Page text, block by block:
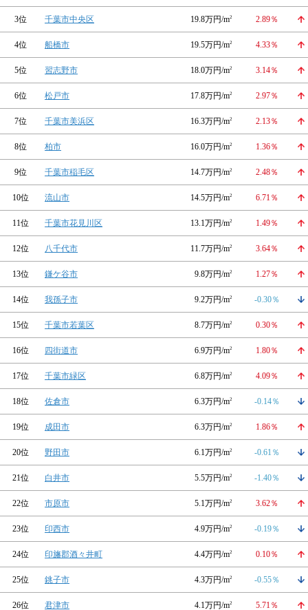
3位 千葉市中央区 19.8万円/m2 2.89％
4位 船橋市 19.5万円/m2 4.33％
5位 習志野市 18.0万円/m2 3.14％
6位 松戸市 17.8万円/m2 2.97％
7位 千葉市美浜区 16.3万円/m2 2.13％
8位 柏市 16.0万円/m2 1.36％
9位 千葉市稲毛区 14.7万円/m2 2.48％
10位 流山市 14.5万円/m2 6.71％
11位 千葉市花見川区 13.1万円/m2 1.49％
12位 八千代市 11.7万円/m2 3.64％
13位 鎌ケ谷市 9.8万円/m2 1.27％
14位 我孫子市 9.2万円/m2 -0.30％
15位 千葉市若葉区 8.7万円/m2 0.30％
16位 四街道市 6.9万円/m2 1.80％
17位 千葉市緑区 6.8万円/m2 4.09％
18位 佐倉市 6.3万円/m2 -0.14％
19位 成田市 6.3万円/m2 1.86％
20位 野田市 6.1万円/m2 -0.61％
21位 白井市 5.5万円/m2 -1.40％
22位 市原市 5.1万円/m2 3.62％
23位 印西市 4.9万円/m2 -0.19％
24位 印旛郡酒々井町 4.4万円/m2 0.10％
25位 銚子市 4.3万円/m2 -0.55％
26位 君津市 4.1万円/m2 5.71％